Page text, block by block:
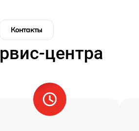
Контакты
центра